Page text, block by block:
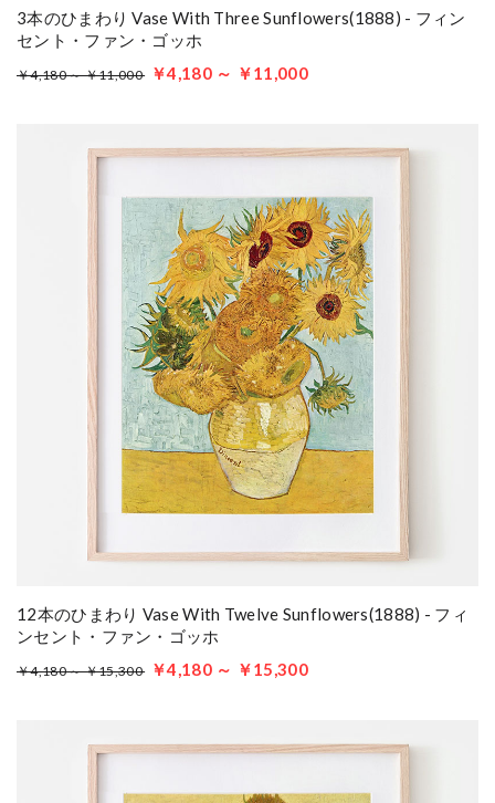
3本のひまわり Vase With Three Sunflowers(1888) - フィン
セント・ファン・ゴッホ
￥4,180 ～ ￥11,000 ￥4,180 ～ ￥11,000
12本のひまわり Vase With Twelve Sunflowers(1888) - フィ
ンセント・ファン・ゴッホ
￥4,180 ～ ￥15,300 ￥4,180 ～ ￥15,300